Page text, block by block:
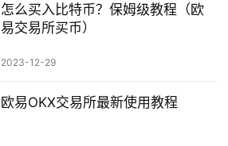
怎么买入比特币？保姆级教程（欧
易交易所买币）
2023-12-29
欧易OKX交易所最新使用教程